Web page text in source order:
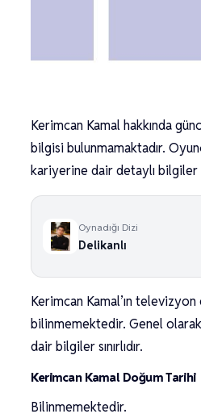
Kerimcan Kamal hakkında
bilgisi bulunmamaktadır.
kariyerine dair detaylı
Oynadığı Dizi
Delikanlı
Kerimcan Kamal’ın
bilinmemektedir. Genel
dair bilgiler sınırlıdır.
Kerimcan Kamal Doğum Tarihi
Bilinmemektedir.